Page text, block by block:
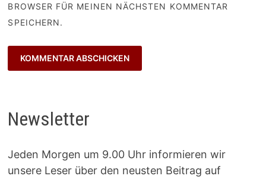
BROWSER FÜR MEINEN NÄCHSTEN KOMMENTAR
SPEICHERN.
Newsletter
Jeden Morgen um 9.00 Uhr informieren wir
unsere Leser über den neusten Beitrag auf